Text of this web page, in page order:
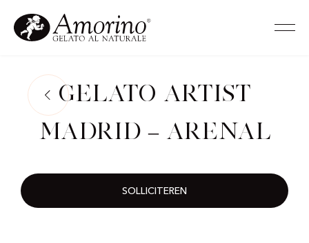
Gelato Artist
Madrid – Arenal
SOLLICITEREN